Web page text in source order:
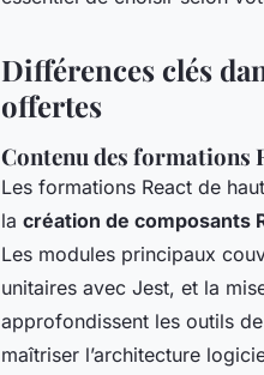
Différences clés
offertes
Contenu des formations
Les formations React de
la création de composants
Les modules principaux
unitaires avec Jest, et la
approfondissent les outils
maîtriser l’architecture